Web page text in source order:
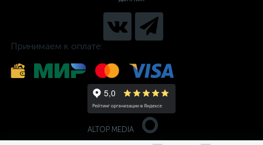
Принимаем к оплате:
ALTOP MEDIA